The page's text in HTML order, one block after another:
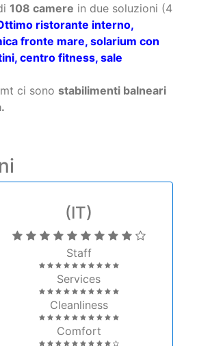
108 camere in due soluzioni (4
ristorante interno,
fronte mare, solarium con
centro fitness, sale
ci sono stabilimenti balneari
(IT)
Staff
Services
Cleanliness
Comfort